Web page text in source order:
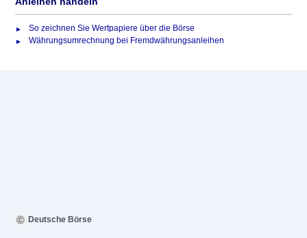
So zeichnen Sie Wertpapiere über die Börse
Währungsumrechnung bei Fremdwährungsanleihen
Deutsche Börse